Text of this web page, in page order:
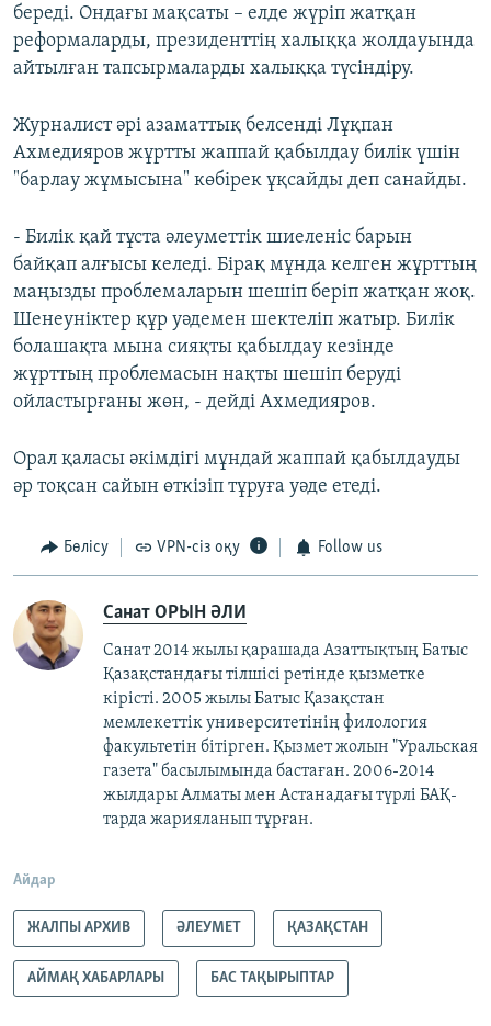
береді. Ондағы мақсаты – елде жүріп жатқан
реформаларды, президенттің халыққа жолдауында
айтылған тапсырмаларды халыққа түсіндіру.
Журналист әрі азаматтық белсенді Лұқпан
Ахмедияров жұртты жаппай қабылдау билік үшін
"барлау жұмысына" көбірек ұқсайды деп санайды.
- Билік қай тұста әлеуметтік шиеленіс барын
байқап алғысы келеді. Бірақ мұнда келген жұрттың
маңызды проблемаларын шешіп беріп жатқан жоқ.
Шенеуніктер құр уәдемен шектеліп жатыр. Билік
болашақта мына сияқты қабылдау кезінде
жұрттың проблемасын нақты шешіп беруді
ойластырғаны жөн, - дейді Ахмедияров.
Орал қаласы әкімдігі мұндай жаппай қабылдауды
әр тоқсан сайын өткізіп тұруға уәде етеді.
Бөлісу VPN-сіз оқу Follow us
Санат ОРЫН ӘЛИ
Санат 2014 жылы қарашада Азаттықтың Батыс
Қазақстандағы тілшісі ретінде қызметке
кірісті. 2005 жылы Батыс Қазақстан
мемлекеттік университетінің филология
факультетін бітірген. Қызмет жолын "Уральская
газета" басылымында бастаған. 2006-2014
жылдары Алматы мен Астанадағы түрлі БАҚ-
тарда жарияланып тұрған.
Айдар
ЖАЛПЫ АРХИВ ӘЛЕУМЕТ ҚАЗАҚСТАН
АЙМАҚ ХАБАРЛАРЫ БАС ТАҚЫРЫПТАР